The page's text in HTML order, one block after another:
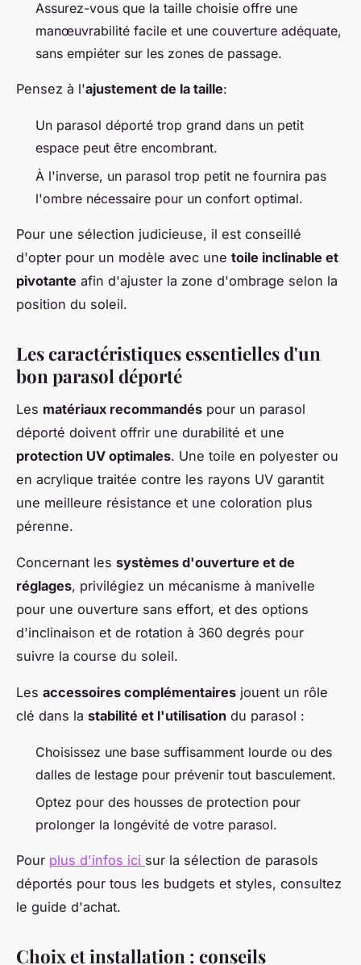
Assurez-vous que la taille choisie offre une
manœuvrabilité facile et une couverture adéquate,
sans empiéter sur les zones de passage.
Pensez à l'ajustement de la taille:
Un parasol déporté trop grand dans un petit
espace peut être encombrant.
À l'inverse, un parasol trop petit ne fournira pas
l'ombre nécessaire pour un confort optimal.
Pour une sélection judicieuse, il est conseillé
d'opter pour un modèle avec une toile inclinable et
pivotante afin d'ajuster la zone d'ombrage selon la
position du soleil.
Les caractéristiques essentielles d'un
bon parasol déporté
Les matériaux recommandés pour un parasol
déporté doivent offrir une durabilité et une
protection UV optimales. Une toile en polyester ou
en acrylique traitée contre les rayons UV garantit
une meilleure résistance et une coloration plus
pérenne.
Concernant les systèmes d'ouverture et de
réglages, privilégiez un mécanisme à manivelle
pour une ouverture sans effort, et des options
d'inclinaison et de rotation à 360 degrés pour
suivre la course du soleil.
Les accessoires complémentaires jouent un rôle
clé dans la stabilité et l'utilisation du parasol :
Choisissez une base suffisamment lourde ou des
dalles de lestage pour prévenir tout basculement.
Optez pour des housses de protection pour
prolonger la longévité de votre parasol.
Pour plus d'infos ici sur la sélection de parasols
déportés pour tous les budgets et styles, consultez
le guide d'achat.
Choix et installation : conseils